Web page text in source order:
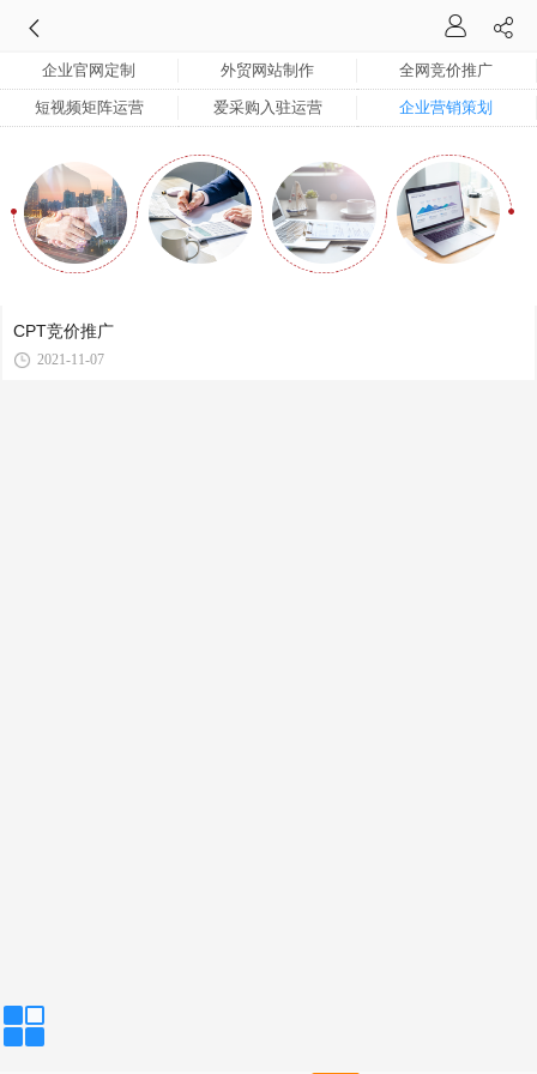
企业官网定制 外贸网站制作 全网竞价推广
短视频矩阵运营 爱采购入驻运营 企业营销策划
CPT竞价推广
2021-11-07